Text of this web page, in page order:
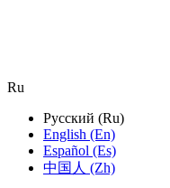
Ru
Русский (Ru)
English (En)
Español (Es)
中国人 (Zh)